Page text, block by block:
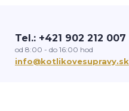
Tel.: +421 902 212 007
od 8:00 - do 16:00 hod
info@kotlikovesupravy.sk